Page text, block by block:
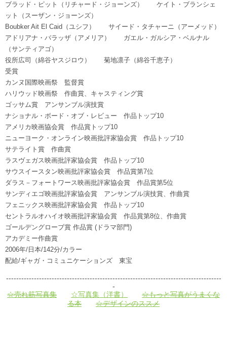
ブラッド・ピット（リチャード・ジョーンズ） ケイト・ブランシェ
ット（スーザン・ジョーンズ）
Boubker Ait El Caid（ユシフ） サイード・タチャーニ（アーメッド）
アドリアナ・バラッザ（アメリア） ガエル・ガルシア・ベルナル
（サンティアゴ）
役所広司（綿谷ヤスジロウ） 菊地凛子（綿谷千恵子）
受賞
カンヌ国際映画祭 監督賞
ハリウッド映画祭 作曲賞、キャスティング賞
ゴッサム賞 アンサンブル演技賞
ナショナル・ボード・オブ・レビュー 作品トップ10
アメリカ映画協会賞 作品賞トップ10
ニューヨーク・オンライン映画批評家協会賞 作品トップ10
サテライト賞 作曲賞
ラスヴェガス映画批評家協会賞 作品トップ10
サウスイースタン映画批評家協会賞 作品賞第7位
ダラス－フォートワース映画批評家協会賞 作品賞第5位
サンディエゴ映画批評家協会賞 アンサンブル演技賞、作曲賞
フェニックス映画批評家協会賞 作品トップ10
セントラルオハイオ映画批評家協会賞 作品賞第8位、作曲賞
ゴールデングローブ賞 作品賞 (ドラマ部門)
アカデミー作曲賞
2006年/日本/142分/カラー
配給/ギャガ・コミュニケーションズ 東宝
-------------------------------------------------------------------------------------
-
☆売れ筋写真集
☆写真集（洋書）
☆もっと写真がうまくな
る本
☆デザインのススメ